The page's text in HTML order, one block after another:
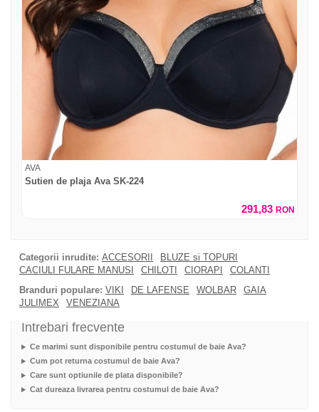
AVA
Sutien de plaja Ava SK-224
291,83 RON
Categorii inrudite: ACCESORII
BLUZE si TOPURI
CACIULI FULARE MANUSI
CHILOTI CIORAPI
COLANTI
Branduri populare: VIKI DE LAFENSE WOLBAR
GAIA
JULIMEX
VENEZIANA
Intrebari frecvente
Ce marimi sunt disponibile pentru costumul de baie Ava?
Cum pot returna costumul de baie Ava?
Care sunt optiunile de plata disponibile?
Cat dureaza livrarea pentru costumul de baie Ava?